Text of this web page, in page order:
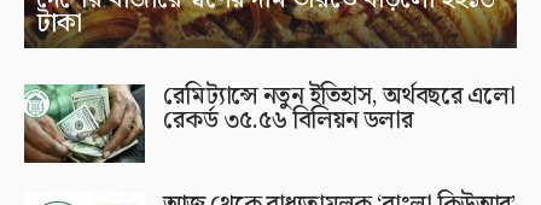
টাকা
রেমিট্যান্সে নতুন ইতিহাস, অর্থবছরে এলো
রেকর্ড ৩৫.৫৬ বিলিয়ন ডলার